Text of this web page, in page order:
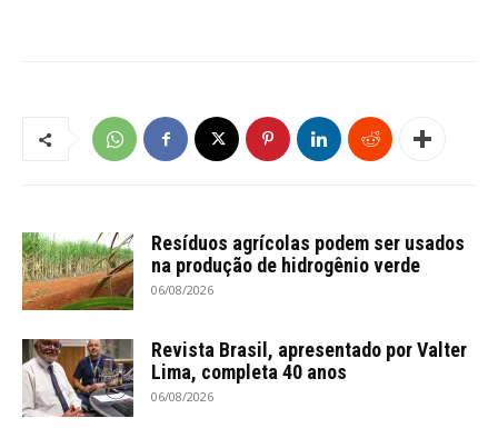
Resíduos agrícolas podem ser usados
na produção de hidrogênio verde
06/08/2026
Revista Brasil, apresentado por Valter
Lima, completa 40 anos
06/08/2026